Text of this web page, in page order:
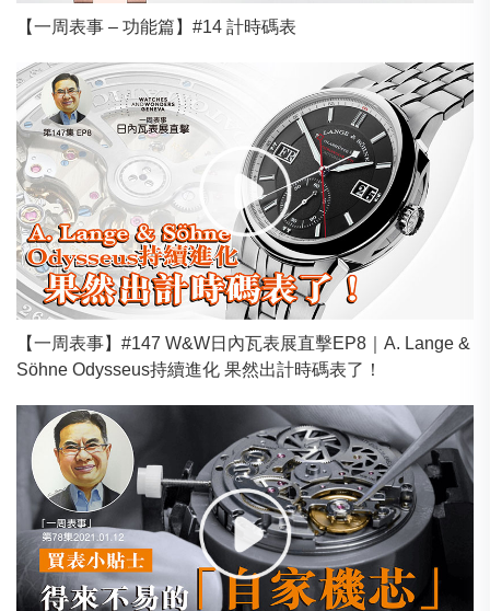
【一周表事 – 功能篇】#14 計時碼表
【一周表事】#147 W&W日內瓦表展直擊EP8｜A. Lange &
Söhne Odysseus持續進化 果然出計時碼表了！